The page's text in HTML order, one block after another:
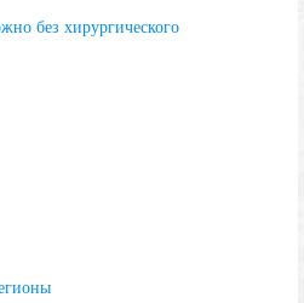
без хирургического